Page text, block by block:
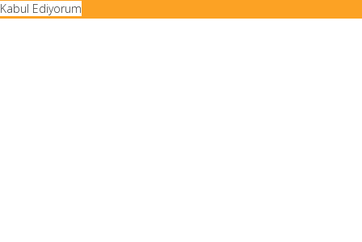
Kabul Ediyorum